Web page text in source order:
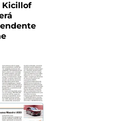
Kicillof